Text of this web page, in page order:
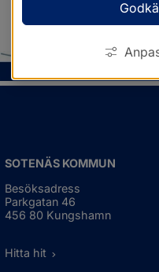
SOTENÄS KOMMUN
Besöksadress
Parkgatan 46
456 80 Kungshamn
Hitta hit